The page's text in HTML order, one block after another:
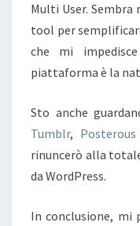
Multi User.
tool per
che mi
piattaforma è la
Sto anche
Tumblr, Posterous
rinuncerò alla
da WordPress.
In conclusione, mi